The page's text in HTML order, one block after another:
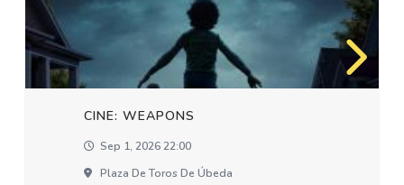
CINE: WEAPONS
Sep 1, 2026 22:00
Plaza De Toros De Úbeda